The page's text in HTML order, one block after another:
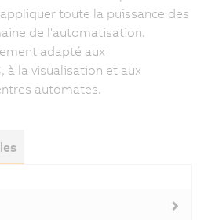
toute la puissance des
de l'automatisation.
adapté aux
à la visualisation et aux
automates.